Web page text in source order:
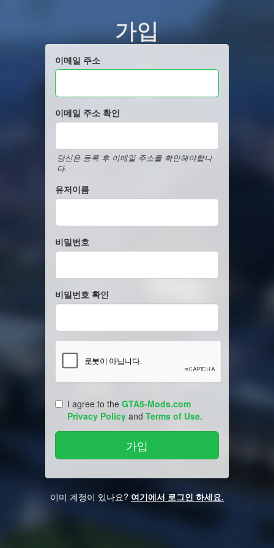
가입
이메일 주소
이메일 주소 확인
당신은 등록 후 이메일 주소를 확인해야합니
다.
유저이름
비밀번호
비밀번호 확인
I agree to the GTA5-Mods.com
Privacy Policy and Terms of Use.
이미 계정이 있나요? 여기에서 로그인 하세요.